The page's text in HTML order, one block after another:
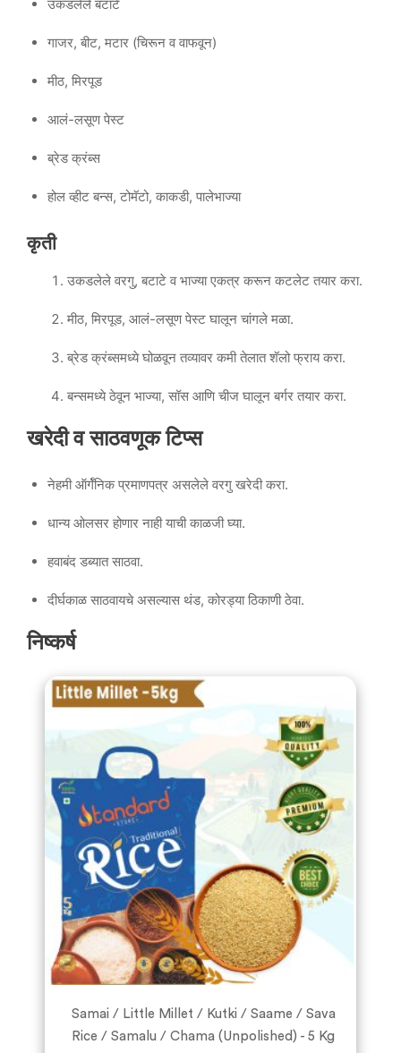
उकडलेले बटाटे
गाजर, बीट, मटार (चिरून व वाफवून)
मीठ, मिरपूड
आलं-लसूण पेस्ट
ब्रेड क्रंब्स
होल व्हीट बन्स, टोमॅटो, काकडी, पालेभाज्या
कृती
उकडलेले वरगु, बटाटे व भाज्या एकत्र करून कटलेट तयार करा.
मीठ, मिरपूड, आलं-लसूण पेस्ट घालून चांगले मळा.
ब्रेड क्रंब्समध्ये घोळवून तव्यावर कमी तेलात शॅलो फ्राय करा.
बन्समध्ये ठेवून भाज्या, सॉस आणि चीज घालून बर्गर तयार करा.
खरेदी व साठवणूक टिप्स
नेहमी ऑर्गॅनिक प्रमाणपत्र असलेले वरगु खरेदी करा.
धान्य ओलसर होणार नाही याची काळजी घ्या.
हवाबंद डब्यात साठवा.
दीर्घकाळ साठवायचे असल्यास थंड, कोरड्या ठिकाणी ठेवा.
निष्कर्ष
Samai / Little Millet / Kutki / Saame / Sava
Rice / Samalu / Chama (Unpolished) - 5 Kg